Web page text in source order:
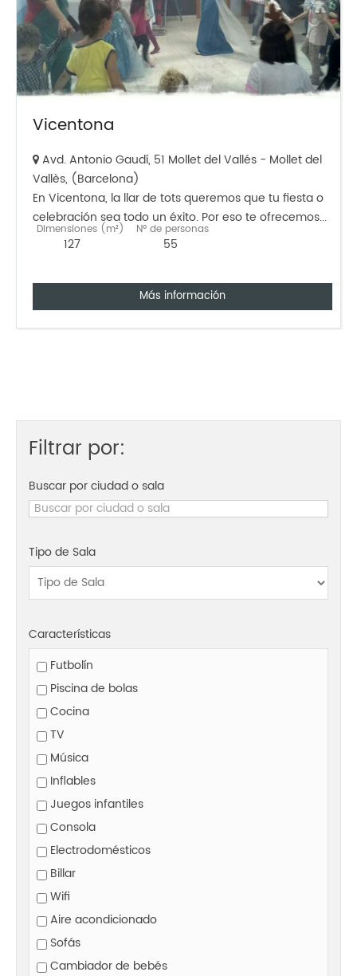
Vicentona
Avd. Antonio Gaudí, 51 Mollet del Vallés - Mollet del
Vallès, (Barcelona)
En Vicentona, la llar de tots queremos que tu fiesta o
celebración sea todo un éxito. Por eso te ofrecemos...
Dimensiones (m²)
127
Nº de personas
55
Más información
Filtrar por:
Buscar por ciudad o sala
Tipo de Sala
Características
Futbolín
Piscina de bolas
Cocina
TV
Música
Inflables
Juegos infantiles
Consola
Electrodomésticos
Billar
Wifi
Aire acondicionado
Sofás
Cambiador de bebés